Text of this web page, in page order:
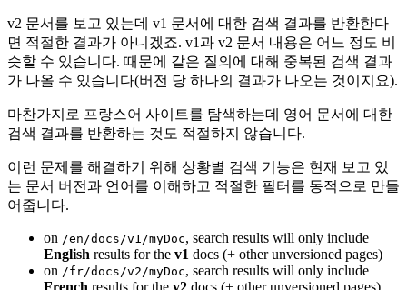
v2 문서를 보고 있는데 v1 문서에 대한 검색 결과를 반환한다
면 적절한 결과가 아니겠죠. v1과 v2 문서 내용은 어느 정도 비
슷할 수 있습니다. 때문에 같은 질의에 대해 중복된 검색 결과
가 나올 수 있습니다(버전 당 하나의 결과가 나오는 것이지요).
마찬가지로 프랑스어 사이트를 탐색하는데 영어 문서에 대한
검색 결과를 반환하는 것도 적절하지 않습니다.
이런 문제를 해결하기 위해 상황별 검색 기능은 현재 보고 있
는 문서 버전과 언어를 이해하고 적절한 필터를 동적으로 만들
어줍니다.
on /en/docs/v1/myDoc, search results will only include
English results for the v1 docs (+ other unversioned pages)
on /fr/docs/v2/myDoc, search results will only include
French results for the v2 docs (+ other unversioned pages)